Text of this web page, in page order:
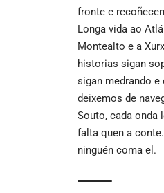
fronte e
Longa vida ao
Montealto e a
historias sigan
sigan medrando e
deixemos de
Souto, cada onda
falta quen a
ninguén coma el.